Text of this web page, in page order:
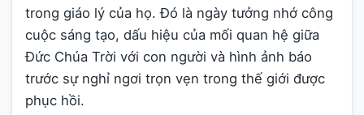
trong giáo lý của họ. Đó là ngày tưởng nhớ công
cuộc sáng tạo, dấu hiệu của mối quan hệ giữa
Đức Chúa Trời với con người và hình ảnh báo
trước sự nghỉ ngơi trọn vẹn trong thế giới được
phục hồi.